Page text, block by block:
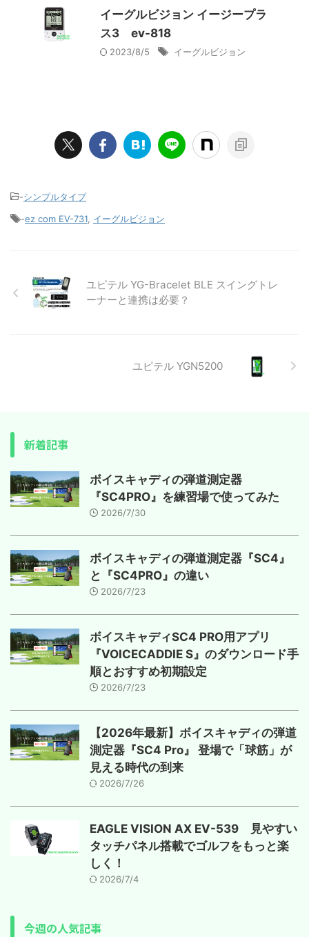
イーグルビジョン イージープラ
ス3 ev-818
2023/8/5 イーグルビジョン
-シンプルタイプ
-ez com EV-731 イーグルビジョン
ユピテル YG-Bracelet BLE スイングトレ
ーナーと連携は必要？
ユピテル YGN5200
新着記事
ボイスキャディの弾道測定器
『SC4PRO』を練習場で使ってみた
2026/7/30
ボイスキャディの弾道測定器『SC4』
と『SC4PRO』の違い
2026/7/23
ボイスキャディSC4 PRO用アプリ
『VOICECADDIE S』のダウンロード手
順とおすすめ初期設定
2026/7/23
【2026年最新】ボイスキャディの弾道
測定器『SC4 Pro』 登場で「球筋」が
見える時代の到来
2026/7/26
EAGLE VISION AX EV-539 見やすい
タッチパネル搭載でゴルフをもっと楽
しく！
2026/7/4
今週の人気記事